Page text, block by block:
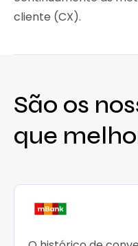
cliente (CX).
São os
que